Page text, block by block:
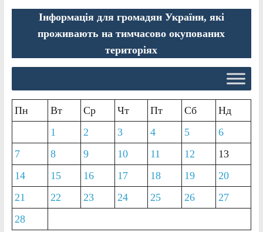
Інформація для громадян України, які
проживають на тимчасово окупованих
територіях
Пн Вт Ср Чт Пт Сб
Нд
1
2 3 4 5
6
7
8 9 10 11 12
13
14
15 16 17 18 19
20
21
22 23 24 25 26
27
28